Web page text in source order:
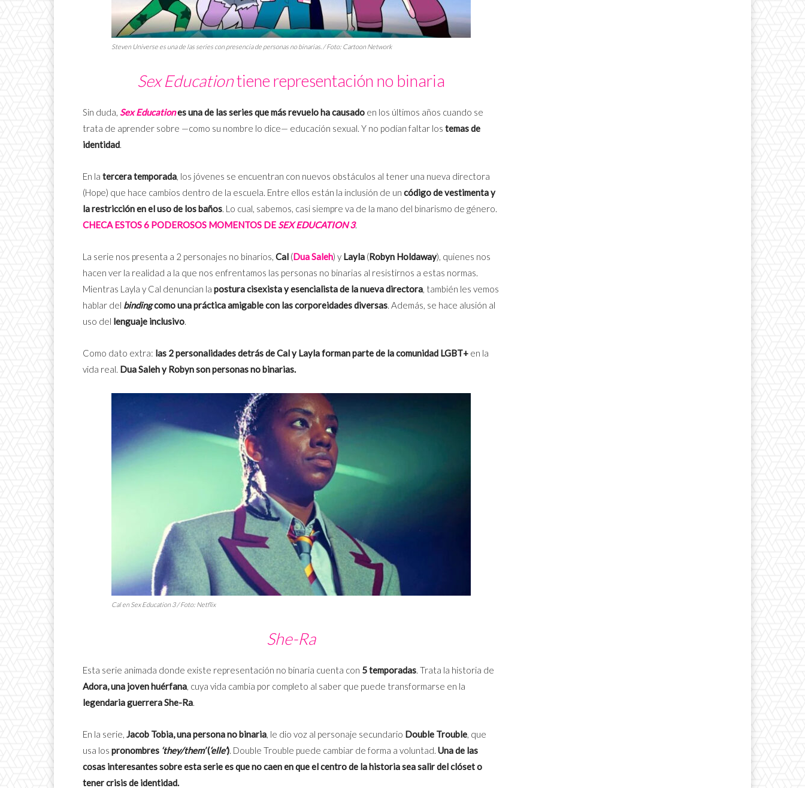
Steven Universe es una de las series con presencia de personas no binarias. / Foto: Cartoon Network
Sex Educationtiene representación no binaria
Sin duda, Sex Educationes una de las series que más revuelo ha causado en los últimos años cuando se
trata de aprender sobre —como su nombre lo dice— educación sexual. Y no podían faltar los temas de
identidad.
En la tercera temporada, los jóvenes se encuentran con nuevos obstáculos al tener una nueva directora
(Hope) que hace cambios dentro de la escuela. Entre ellos están la inclusión de un código de vestimenta y
la restricción en el uso de los baños. Lo cual, sabemos, casi siempre va de la mano del binarismo de género.
CHECA ESTOS 6 PODEROSOS MOMENTOS DESEX EDUCATION 3.
La serie nos presenta a 2 personajes no binarios, Cal (Dua Saleh) y Layla (Robyn Holdaway), quienes nos
hacen ver la realidad a la que nos enfrentamos las personas no binarias al resistirnos a estas normas.
Mientras Layla y Cal denuncian la postura cisexista y esencialista de la nueva directora, también les vemos
hablar del bindingcomo una práctica amigable con las corporeidades diversas. Además, se hace alusión al
uso del lenguaje inclusivo.
Como dato extra: las 2 personalidades detrás de Cal y Layla forman parte de la comunidad LGBT+ en la
vida real. Dua Saleh y Robyn son personas no binarias.
Cal en Sex Education 3/ Foto: Netflix
She-Ra
Esta serie animada donde existe representación no binaria cuenta con 5 temporadas. Trata la historia de
Adora, una joven huérfana, cuya vida cambia por completo al saber que puede transformarse en la
legendaria guerrera She-Ra.
En la serie, Jacob Tobia, una persona no binaria, le dio voz al personaje secundario Double Trouble, que
usa los pronombres ‘they/them’(‘elle’). Double Trouble puede cambiar de forma a voluntad. Una de las
cosas interesantes sobre esta serie es que no caen en que el centro de la historia sea salir del clóset o
tener crisis de identidad.